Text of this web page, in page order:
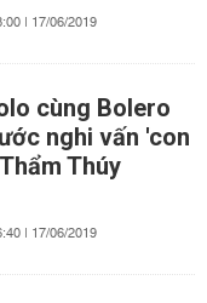
| 17/06/2019
cùng Bolero
nghi vấn 'con
Thúy
| 17/06/2019